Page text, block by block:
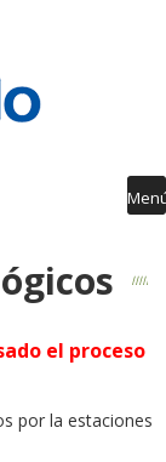
el proceso
por la estaciones